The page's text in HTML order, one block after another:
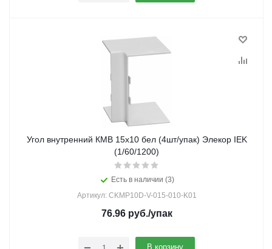
Угол внутренний КМВ 15х10 бел (4шт/упак) Элекор IEK
(1/60/1200)
Есть в наличии (3)
Артикул: CKMP10D-V-015-010-K01
76.96руб./упак
В корзину